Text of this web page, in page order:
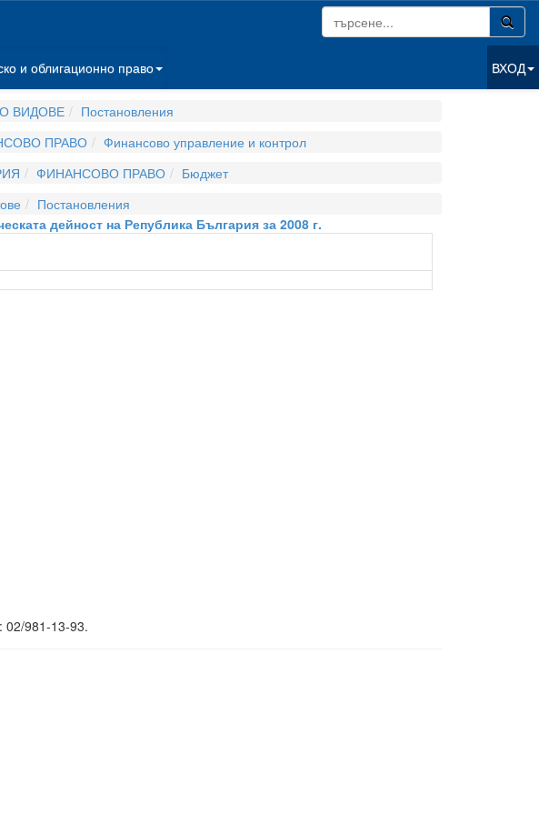
и облигационно право ВХОД
ВИДОВЕ
Постановления
ПРАВО
Финансово управление и контрол
ФИНАНСОВО ПРАВО
Бюджет
Постановления
дейност на Република България за 2008 г.
02/981-13-93.